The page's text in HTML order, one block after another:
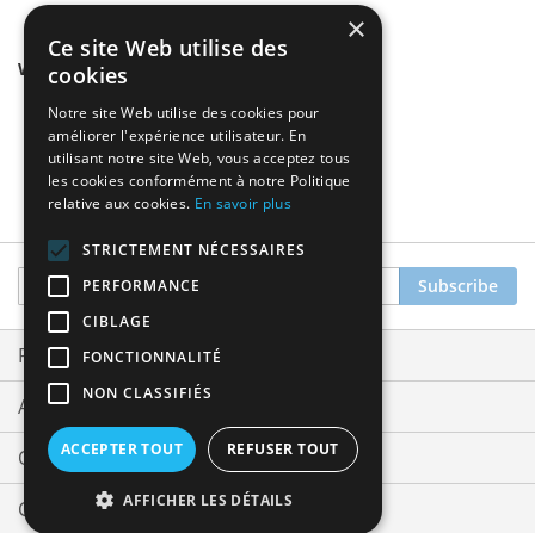
We found other products you might like!
Sign
Up
for
Our
Newsletter:
Subscribe
Privacy and Cookie Policy
Advanced Search
Orders and Returns
Contact Us
×
Ce site Web utilise des
cookies
Notre site Web utilise des cookies pour
améliorer l'expérience utilisateur. En
utilisant notre site Web, vous acceptez tous
les cookies conformément à notre Politique
relative aux cookies. En savoir plus
STRICTEMENT NÉCESSAIRES
PERFORMANCE
CIBLAGE
FONCTIONNALITÉ
NON CLASSIFIÉS
ACCEPTER TOUT REFUSER TOUT
AFFICHER LES DÉTAILS